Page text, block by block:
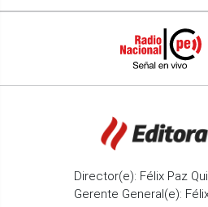
Director(e): Félix Paz
Gerente General(e):